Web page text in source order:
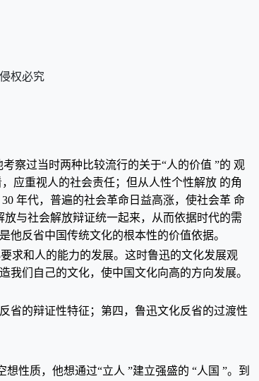
权必究
察过当时两种比较流行的关于“人的价值 ”的 观
应重视人的社会责任；但从人性个性解放 的角
年代，普遍的社会革命日益高涨，使社会革 命
与社会解放辩证统一起来，从而依据时代的需
反省中国传统文化的根本性的价值依据。
求和人的能力的发展。这时鲁迅的文化发展观
们自己的文化，使中国文化向高的方向发展。
省的辩证性特征；第四，鲁迅文化反省的过渡性
性质，他想通过“立人 ”建立强盛的 “人国 ”。到